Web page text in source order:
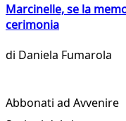
Marcinelle, se la
cerimonia
di Daniela Fumarola
Abbonati ad Avvenire